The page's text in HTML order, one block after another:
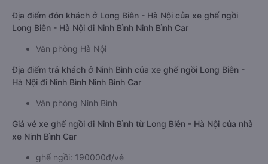
Địa điểm đón khách ở Long Biên - Hà Nội của xe ghế ngồi
Long Biên - Hà Nội đi Ninh Bình Ninh Bình Car
Văn phòng Hà Nội
Địa điểm trả khách ở Ninh Bình của xe ghế ngồi Long Biên -
Hà Nội đi Ninh Bình Ninh Bình Car
Văn phòng Ninh Bình
Giá vé xe ghế ngồi đi Ninh Bình từ Long Biên - Hà Nội của nhà
xe Ninh Bình Car
ghế ngồi: 190000đ/vé